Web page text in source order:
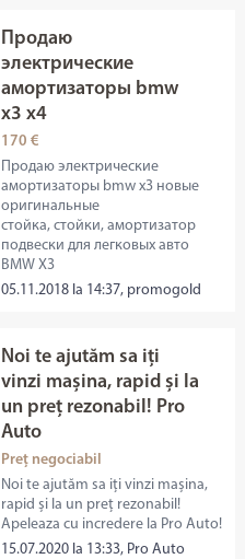
Продаю
электрические
амортизаторы bmw
x3 x4
170 €
Продаю электрические
амортизаторы bmw x3 новые
оригинальные
стойка, стойки, амортизатор
подвески для легковых авто
BMW X3
05.11.2018 la 14:37, promogold
Noi te ajutăm sa iți
vinzi mașina, rapid și la
un preț rezonabil! Pro
Auto
Preț negociabil
Noi te ajutăm sa iți vinzi mașina,
rapid și la un preț rezonabil!
Apeleaza cu incredere la Pro Auto!
15.07.2020 la 13:33, Pro Auto